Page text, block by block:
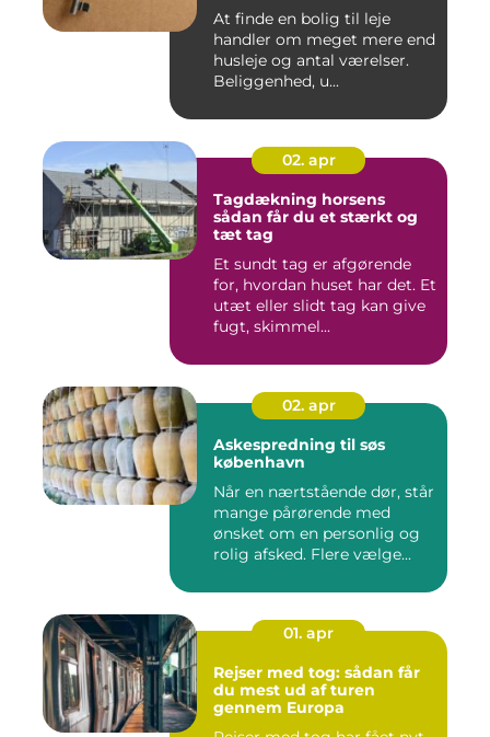
At finde en bolig til leje
handler om meget mere end
husleje og antal værelser.
Beliggenhed, u...
02. apr
Tagdækning horsens
sådan får du et stærkt og
tæt tag
Et sundt tag er afgørende
for, hvordan huset har det. Et
utæt eller slidt tag kan give
fugt, skimmel...
02. apr
Askespredning til søs
københavn
Når en nærtstående dør, står
mange pårørende med
ønsket om en personlig og
rolig afsked. Flere vælge...
01. apr
Rejser med tog: sådan får
du mest ud af turen
gennem Europa